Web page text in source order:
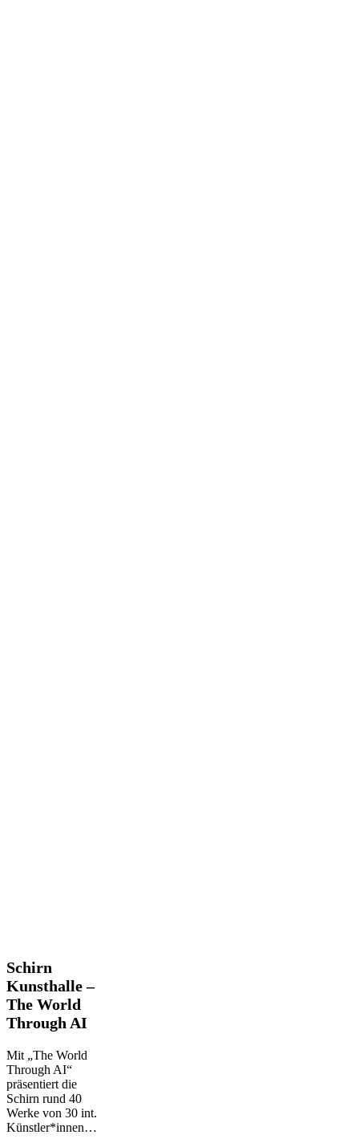
Schirn
Kunsthalle
–
The
World
AI
Schirn
Kunsthalle –
The World
Through AI
Mit „The World
Through AI“
präsentiert die
Schirn rund 40
Werke von 30 int.
Künstler*innen…